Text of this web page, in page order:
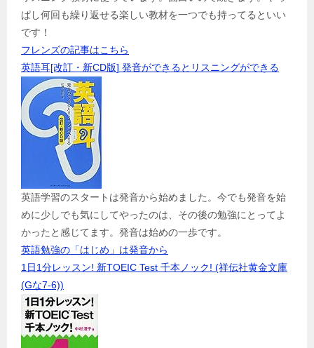
ぱし何回も繰り返せる楽しい教材を一つでも持ってるといい
です！
フレンズの記事はこちら
英語耳[改訂・新CD版] 発音ができるとリスニングができる
英語学習のスタートは発音から始めました。今でも発音を始
めに少しでも気にしてやったのは、その後の勉強にとってよ
かったと感じてます。発音は始めの一歩です。
英語勉強の「はじめ」は発音から
1日1分レッスン! 新TOEIC Test 千本ノック! (祥伝社黄金文庫
(Gな7-6))